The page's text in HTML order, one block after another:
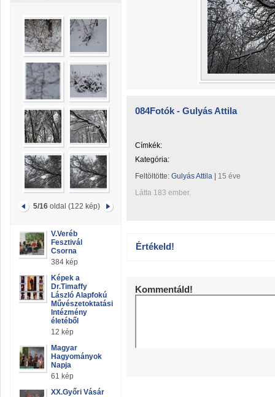
5/16oldal (122 kép)
V.Veréb
Fesztivál
Csorna
384 kép
Képek a
Dr.Timaffy
László Alapfokú
Művészetoktatási
Intézmény
életéből
12 kép
Magyar
Hagyományok
Napja
61 kép
XX.Győri Vásár
084Fotók - Gulyás Attila
Címkék:
Kategória:
Feltöltötte: Gulyás Attila
15 éve
Látta 183 ember.
Értékeld!
Kommentáld!